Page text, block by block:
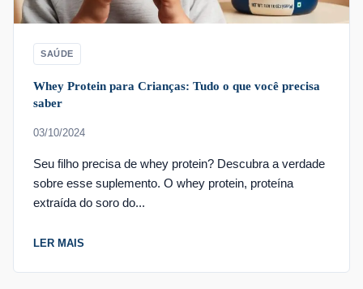
SAÚDE
Whey Protein para Crianças: Tudo o que você precisa
saber
03/10/2024
Seu filho precisa de whey protein? Descubra a verdade
sobre esse suplemento. O whey protein, proteína
extraída do soro do...
LER MAIS